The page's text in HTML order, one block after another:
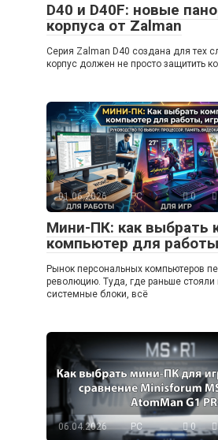
D40 и D40F: новые
корпуса от Zalman
Серия Zalman D40 создана для тех
корпус должен не просто защитить
01.06.2026 PC 0
Мини-ПК: как выбрать
компьютер для
Рынок персональных компьютеров
революцию. Туда, где раньше стояли
системные блоки, всё
06.04.2026 PC 0